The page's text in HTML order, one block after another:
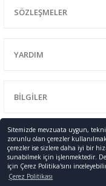
Sitemizde mevzuata uygun,
zorunlu olan çerezler
çerezler ise sizlere daha iyi bir
sunabilmek için işlenmektedir.
için Çerez Politika'sını
Çerez Politikası
SÖZLEŞMELER
YARDIM
BİLGİLER
0216 428 46 91 info
Telif Hakkı © 2005-2023